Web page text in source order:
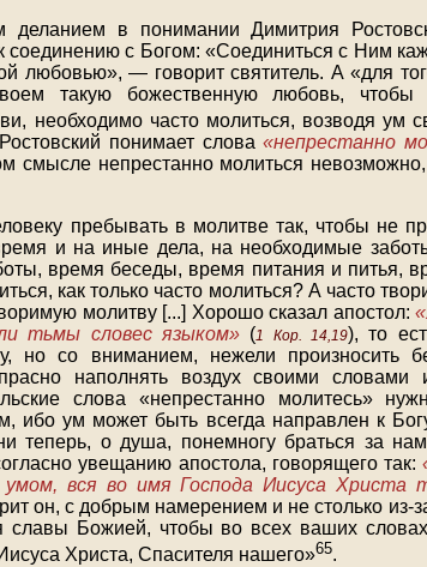
деланием в понимании Димитрия
соединению с Богом: «Соединиться с Ним
любовью», — говорит святитель. А «для
такую божественную любовь,
необходимо часто молиться, возводя ум
понимает слова«непрестанно
смысле непрестанно молиться
пребывать в молитве так, чтобы не
и на иные дела, на необходимые
время беседы, время питания и питья,
как только часто молиться? А часто
молитву [...] Хорошо сказал апостол:
тьмы словес языком»(1 Кор. 14,19), то
но со вниманием, нежели произносить
наполнять воздух своими словами
слова «непрестанно молитесь»
ибо ум может быть всегда направлен к
теперь, о душа, понемногу браться за
увещанию апостола, говорящего так:
вся во имя Господа Иисуса Христа
он, с добрым намерением и не столько из-
славы Божией, чтобы во всех ваших
Христа, Спасителя нашего»65.